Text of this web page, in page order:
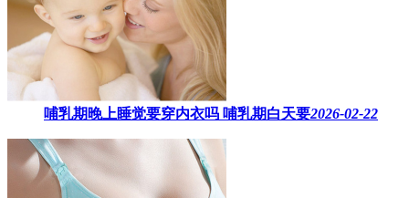
哺乳期晚上睡觉要穿内衣吗​ 哺乳期白天要2026-02-22